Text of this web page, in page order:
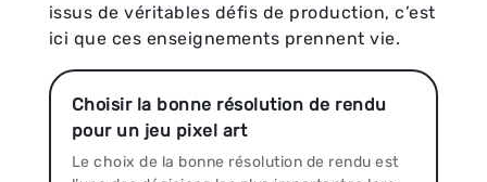
issus de véritables défis de production, c’est
ici que ces enseignements prennent vie.
Choisir la bonne résolution de rendu
pour un jeu pixel art
Le choix de la bonne résolution de rendu est